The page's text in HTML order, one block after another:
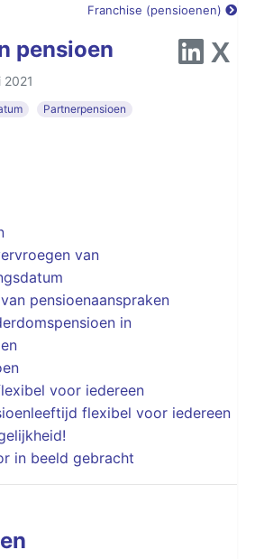
Franchise (pensioenen)
pensioen
Partnerpensioen
van
pensioenaanspraken
in
voor iedereen
flexibel voor iedereen
in beeld gebracht